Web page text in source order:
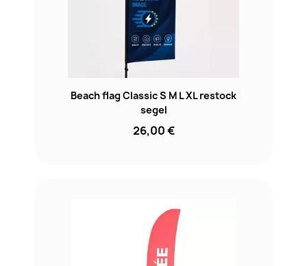
Beach flag Classic S M L XL restock
segel
26,00 €